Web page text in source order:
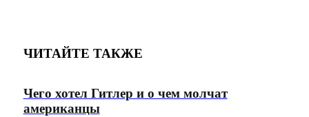
ЧИТАЙТЕ ТАКЖЕ
Чего хотел Гитлер и о чем молчат
американцы